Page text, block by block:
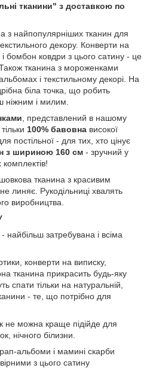
тканини" з доставкою по
з найпопулярніших тканин для
декору. Конверти на
і бомбон ковдри з цього сатину - це
тканина з мороженками
і текстильному декорі. На
біла точка, що робить
ніжним і милим.
, представлений в нашому
100% бавовна високої
постільної - для тих, хто цінує
з шириною 160 см - зручний у
тканина з красивим
линяє. Рукодільниці хвалять
виробництва.
найбільш затребувана і всіма
конверти на виписку,
тканина прикрасить будь-яку
спати тільки на натуральній,
- те, що потрібно для
не можна краще підійде для
нічного білизни.
альбоми і мамині скарби
з цього сатину